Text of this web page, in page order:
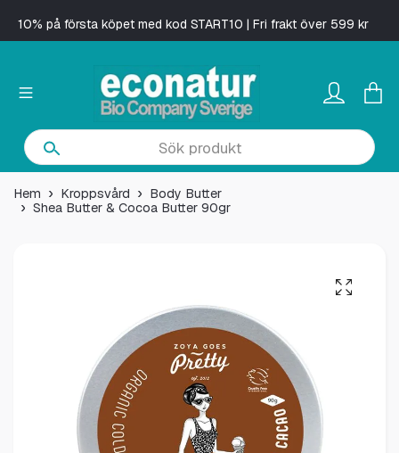
10% på första köpet med kod START10 | Fri frakt över 599 kr
Hem Kroppsvård
Body Butter
Shea Butter & Cocoa Butter 90gr